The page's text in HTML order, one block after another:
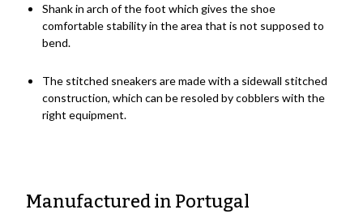
Shank in arch of the foot which gives the shoe
comfortable stability in the area that is not supposed to
bend.
The stitched sneakers are made with a sidewall stitched
construction, which can be resoled by cobblers with the
right equipment.
Manufactured in Portugal